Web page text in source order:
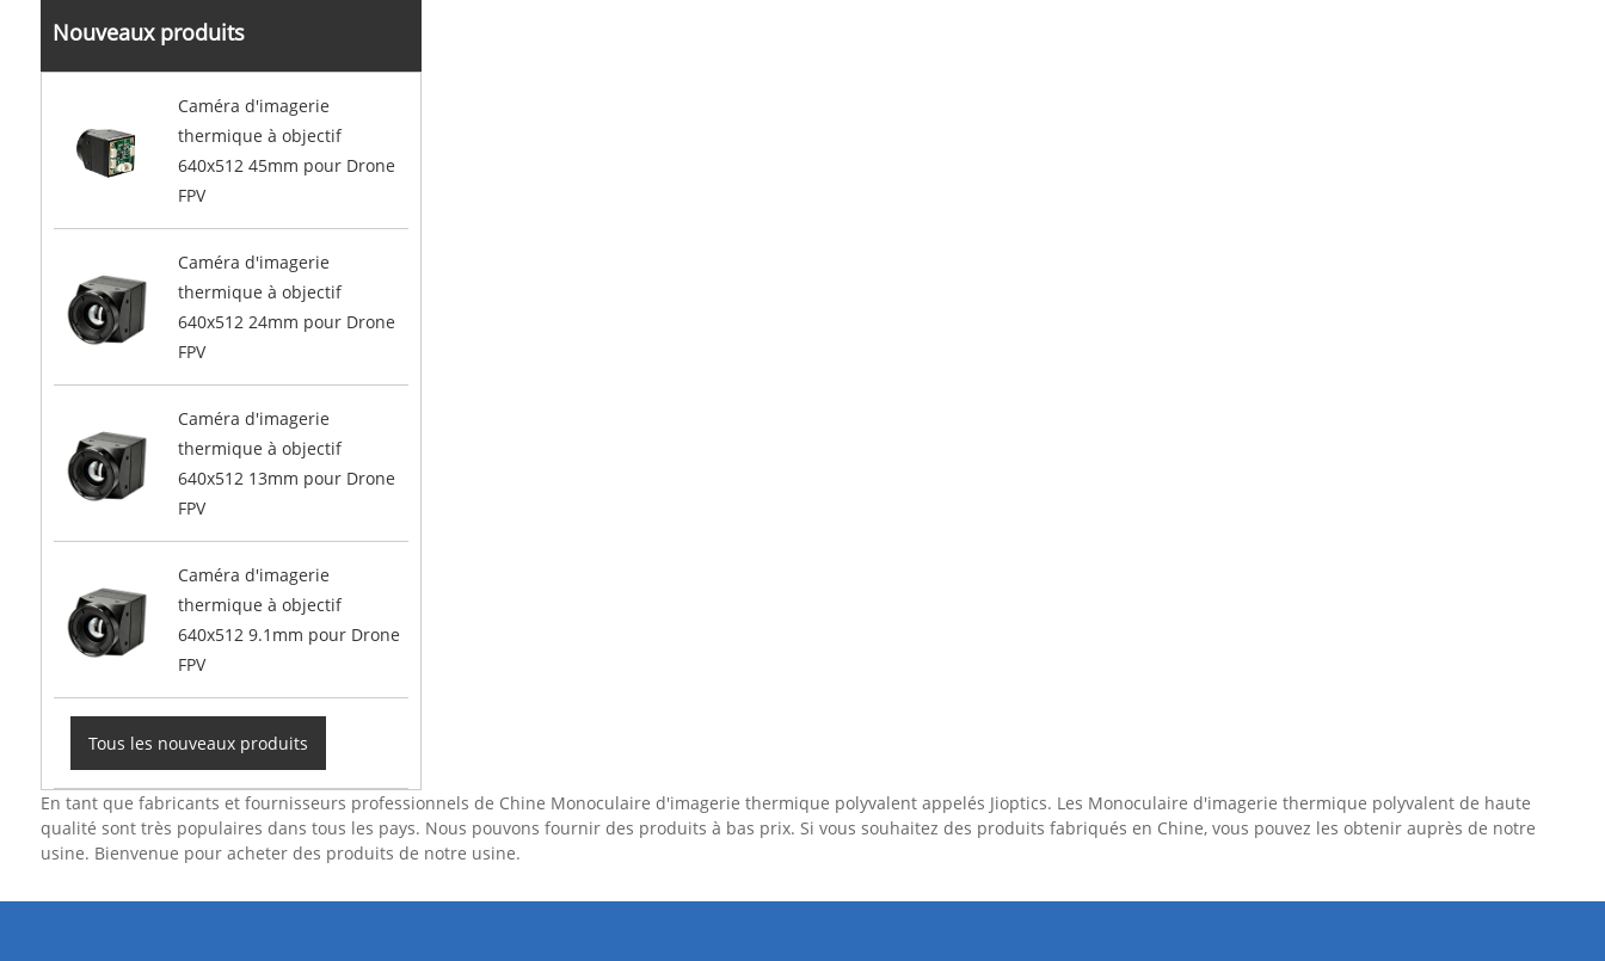
Nouveaux produits
Caméra d'imagerie
thermique à objectif
640x512 45mm pour Drone
FPV
Caméra d'imagerie
thermique à objectif
640x512 24mm pour Drone
FPV
Caméra d'imagerie
thermique à objectif
640x512 13mm pour Drone
FPV
Caméra d'imagerie
thermique à objectif
640x512 9.1mm pour Drone
FPV
Tous les nouveaux produits
En tant que fabricants et fournisseurs professionnels de Chine Monoculaire d'imagerie thermique polyvalent appelés Jioptics. Les Monoculaire d'imagerie thermique polyvalent de haute
qualité sont très populaires dans tous les pays. Nous pouvons fournir des produits à bas prix. Si vous souhaitez des produits fabriqués en Chine, vous pouvez les obtenir auprès de notre
usine. Bienvenue pour acheter des produits de notre usine.